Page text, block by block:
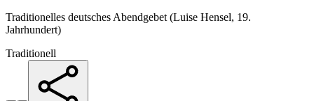
Traditionelles deutsches Abendgebet (Luise Hensel, 19.
Jahrhundert)
Traditionell